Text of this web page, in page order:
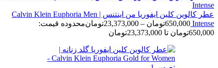
عطر کالوین کلین ایفوریا من اینتنس | Calvin Klein Euphoria Men
Intense
650,000تومان –
23,373,000تومانمحدوده قیمت:
650,000تومان تا 23,373,000تومان